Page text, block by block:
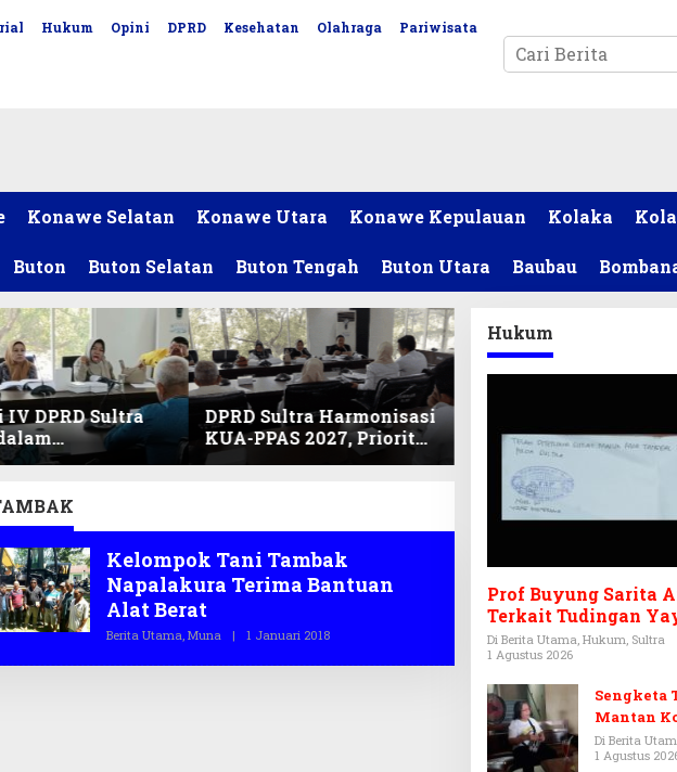
Hukum Opini DPRD Kesehatan Olahraga Pariwisata
Konawe Selatan Konawe Utara Konawe Kepulauan Kolaka
Buton Buton Selatan Buton Tengah Buton Utara Baubau
DPRD Sultra
KUA-PPAS
DPRD Sultra Harmonisasi
KUA-PPAS 2027, Prioritas
Pendidikan, Kebudayaan,
Kelompok Tani Tambak
Napalakura Terima Bantuan
Alat Berat
Berita Utama, Muna | 1 Januari 2018O
E
Hukum
Prof Buyung Sarita
Terkait Tudingan
Ditagih Utang Rp3,6
Di Berita Utama, Hukum, Sultra
1 Agustus 2026
Sengketa
Mantan
143/HO,
Menjadi
Di Berita
1 Agustus